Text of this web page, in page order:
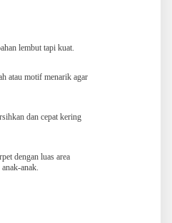
lembut tapi kuat.
atau motif menarik agar
dan cepat kering
dengan luas area
anak.